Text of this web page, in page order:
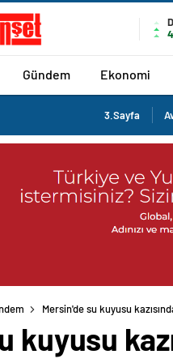
Gündem Ekonomi
3.Sayfa
Mersin'de su kuyusu
kuyusu